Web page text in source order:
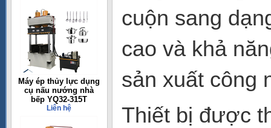
Máy ép thủy lực dụng
cụ nấu nướng nhà
bếp YQ32-315T
Liên hệ
cuộn sang
cao và khả
sản xuất công
Thiết bị được